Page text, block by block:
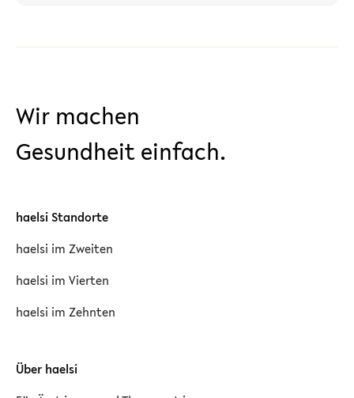
Wir machen
Gesundheit einfach.
haelsi Standorte
haelsi im Zweiten
haelsi im Vierten
haelsi im Zehnten
Über haelsi